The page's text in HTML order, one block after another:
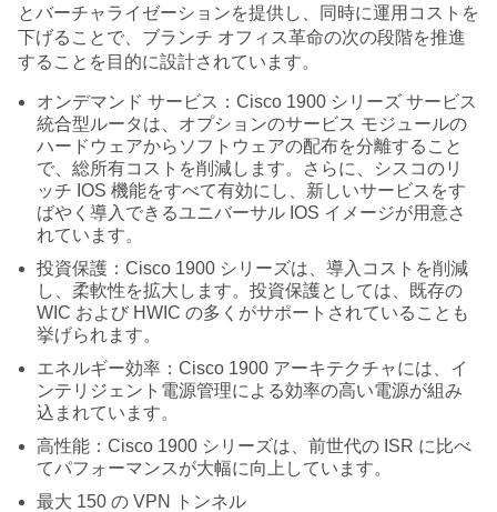
とバーチャライゼーションを提供し、同時に運用コストを
下げることで、ブランチ オフィス革命の次の段階を推進
することを目的に設計されています。
オンデマンド サービス：Cisco 1900 シリーズ サービス
統合型ルータは、オプションのサービス モジュールの
ハードウェアからソフトウェアの配布を分離すること
で、総所有コストを削減します。さらに、シスコのリ
ッチ IOS 機能をすべて有効にし、新しいサービスをす
ばやく導入できるユニバーサル IOS イメージが用意さ
れています。
投資保護：Cisco 1900 シリーズは、導入コストを削減
し、柔軟性を拡大します。投資保護としては、既存の
WIC および HWIC の多くがサポートされていることも
挙げられます。
エネルギー効率：Cisco 1900 アーキテクチャには、イ
ンテリジェント電源管理による効率の高い電源が組み
込まれています。
高性能：Cisco 1900 シリーズは、前世代の ISR に比べ
てパフォーマンスが大幅に向上しています。
最大 150 の VPN トンネル